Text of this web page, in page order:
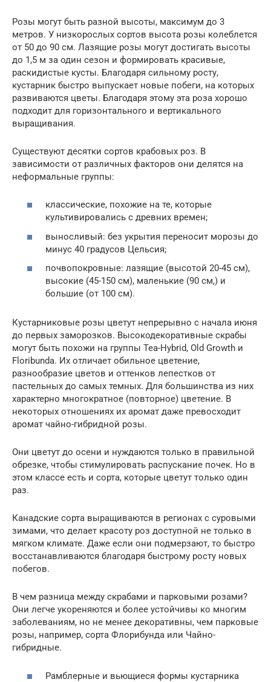
Розы могут быть разной высоты, максимум до 3
метров. У низкорослых сортов высота розы колеблется
от 50 до 90 см. Лазящие розы могут достигать высоты
до 1,5 м за один сезон и формировать красивые,
раскидистые кусты. Благодаря сильному росту,
кустарник быстро выпускает новые побеги, на которых
развиваются цветы. Благодаря этому эта роза хорошо
подходит для горизонтального и вертикального
выращивания.
Существуют десятки сортов крабовых роз. В
зависимости от различных факторов они делятся на
неформальные группы:
классические, похожие на те, которые
культивировались с древних времен;
выносливый: без укрытия переносит морозы до
минус 40 градусов Цельсия;
почвопокровные: лазящие (высотой 20-45 см),
высокие (45-150 см), маленькие (90 см,) и
большие (от 100 см).
Кустарниковые розы цветут непрерывно с начала июня
до первых заморозков. Высокодекоративные скрабы
могут быть похожи на группы Tea-Hybrid, Old Growth и
Floribunda. Их отличает обильное цветение,
разнообразие цветов и оттенков лепестков от
пастельных до самых темных. Для большинства из них
характерно многократное (повторное) цветение. В
некоторых отношениях их аромат даже превосходит
аромат чайно-гибридной розы.
Они цветут до осени и нуждаются только в правильной
обрезке, чтобы стимулировать распускание почек. Но в
этом классе есть и сорта, которые цветут только один
раз.
Канадские сорта выращиваются в регионах с суровыми
зимами, что делает красоту роз доступной не только в
мягком климате. Даже если они подмерзают, то быстро
восстанавливаются благодаря быстрому росту новых
побегов.
В чем разница между скрабами и парковыми розами?
Они легче укореняются и более устойчивы ко многим
заболеваниям, но не менее декоративны, чем парковые
розы, например, сорта Флорибунда или Чайно-
гибридные.
Рамблерные и вьющиеся формы кустарника